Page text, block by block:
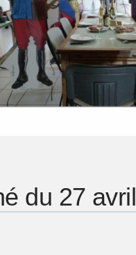
du 27 avril